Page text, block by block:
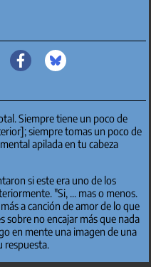
Siempre tiene un poco de
siempre tomas un poco de
apilada en tu cabeza
si este era uno de los
"Si, ... mas o menos.
a canción de amor de lo que
sobre no encajar más que nada
en mente una imagen de una
respuesta.